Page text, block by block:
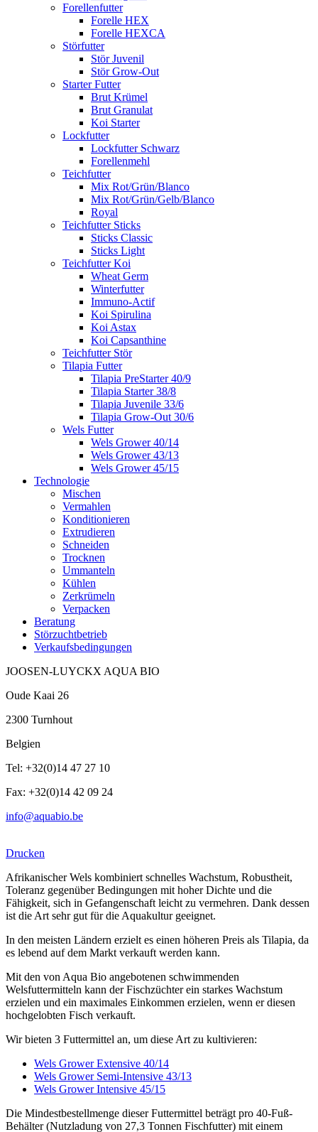
Forellenfutter
Forelle HEX
Forelle HEXCA
Störfutter
Stör Juvenil
Stör Grow-Out
Starter Futter
Brut Krümel
Brut Granulat
Koi Starter
Lockfutter
Lockfutter Schwarz
Forellenmehl
Teichfutter
Mix Rot/Grün/Blanco
Mix Rot/Grün/Gelb/Blanco
Royal
Teichfutter Sticks
Sticks Classic
Sticks Light
Teichfutter Koi
Wheat Germ
Winterfutter
Immuno-Actif
Koi Spirulina
Koi Astax
Koi Capsanthine
Teichfutter Stör
Tilapia Futter
Tilapia PreStarter 40/9
Tilapia Starter 38/8
Tilapia Juvenile 33/6
Tilapia Grow-Out 30/6
Wels Futter
Wels Grower 40/14
Wels Grower 43/13
Wels Grower 45/15
Technologie
Mischen
Vermahlen
Konditionieren
Extrudieren
Schneiden
Trocknen
Ummanteln
Kühlen
Zerkrümeln
Verpacken
Beratung
Störzuchtbetrieb
Verkaufsbedingungen
JOOSEN-LUYCKX AQUA BIO
Oude Kaai 26
2300 Turnhout
Belgien
Tel: +32(0)14 47 27 10
Fax: +32(0)14 42 09 24
info@aquabio.be
Drucken
Afrikanischer Wels kombiniert schnelles Wachstum, Robustheit,
Toleranz gegenüber Bedingungen mit hoher Dichte und die
Fähigkeit, sich in Gefangenschaft leicht zu vermehren. Dank dessen
ist die Art sehr gut für die Aquakultur geeignet.
In den meisten Ländern erzielt es einen höheren Preis als Tilapia, da
es lebend auf dem Markt verkauft werden kann.
Mit den von Aqua Bio angebotenen schwimmenden
Welsfuttermitteln kann der Fischzüchter ein starkes Wachstum
erzielen und ein maximales Einkommen erzielen, wenn er diesen
hochgelobten Fisch verkauft.
Wir bieten 3 Futtermittel an, um diese Art zu kultivieren:
Wels Grower Extensive 40/14
Wels Grower Semi-Intensive 43/13
Wels Grower Intensive 45/15
Die Mindestbestellmenge dieser Futtermittel beträgt pro 40-Fuß-
Behälter (Nutzladung von 27,3 Tonnen Fischfutter) mit einem